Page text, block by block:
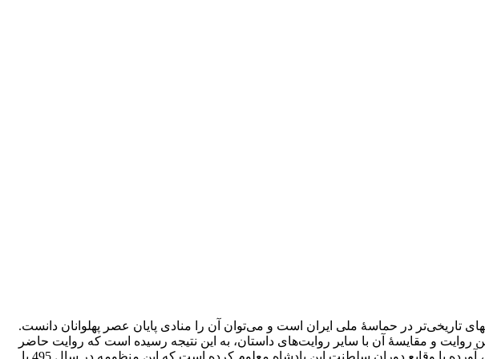
تاریخی‌تر در حماسۀ ملی ایران است و می‌توان آن را منادی پایان عصر پهلوانان دانست.
و مقایسۀ آن با سایر روایت‌های داستان، به این نتیجه رسیده‌ است که روایت حاضر
پرداختۀ دیلمیان بوده‌است. همچنین با مقایسۀ مطالبی که شاعر در ستایش ممدوح خود، محمد بن ملکشاه سلجوقی، آورده با وقایع دوران سلطنت این پادشاه معلوم کرده‌ است که این منظومه در سال 495 یا